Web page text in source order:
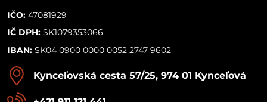
IČO: 47081929
IČ DPH: SK1079353066
IBAN: SK04 0900 0000 0052 2747 9602
Kynceľovská cesta 57/25, 974 01 Kynceľová